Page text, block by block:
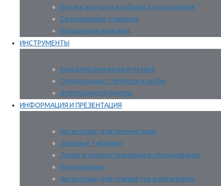
Бумага, картон и альбомы для рисования
Ежедневники, планинги
Подарочная упаковка
ИНСТРУМЕНТЫ
Канцелярские ножи и лезвия
Специальные степлеры и скобы
Электроинструменты
ИНФОРМАЦИЯ И ПРЕЗЕНТАЦИЯ
Аксессуары для презентации
Дверные таблички
Доски и демонстрационное оборудование
Пиктограммы
Аксессуары для планшетов и мониторов